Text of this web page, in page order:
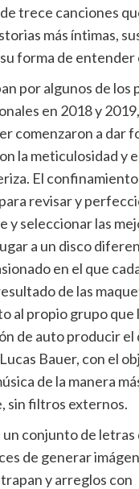
trece canciones
más íntimas,
forma de entender
por algunos de los
en 2018 y
comenzaron a dar
la meticulosidad y
El
revisar y
y seleccionar las
a un disco
en el que
de las
al propio grupo que
de auto producir el
Bauer, con el
de la manera
sin filtros externos.
un conjunto de
de generar
y arreglos con